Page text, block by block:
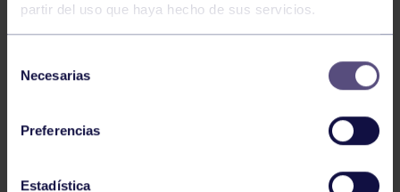
partir del uso que haya hecho de sus servicios.
Necesarias
Preferencias
Estadística
ÓSCAR PALOMERO, RUMBO AL
MUNDIAL